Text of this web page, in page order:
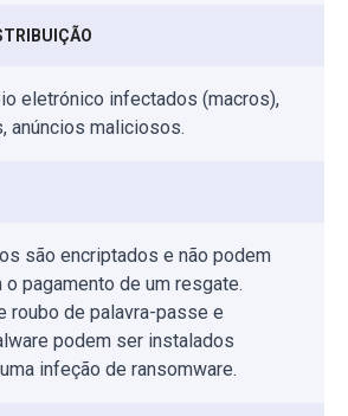
eletrónico infectados (macros),
anúncios maliciosos.
são encriptados e não podem
pagamento de um resgate.
roubo de palavra-passe e
podem ser instalados
infeção de ransomware.